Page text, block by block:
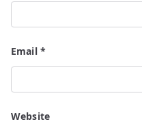
Email *
Website